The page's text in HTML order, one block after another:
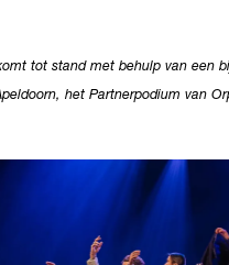
tot stand met behulp van een
het Partnerpodium van